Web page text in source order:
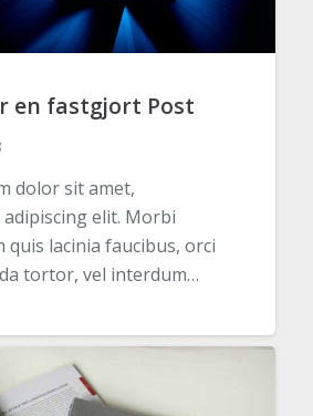
en fastgjort Post
dolor sit amet,
elit. Morbi
quis lacinia faucibus, orci
tortor, vel interdum…